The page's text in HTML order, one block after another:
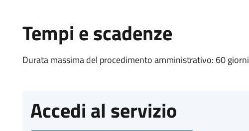
Tempi e scadenze
Durata massima del procedimento amministrativo: 60 giorni
Accedi al servizio